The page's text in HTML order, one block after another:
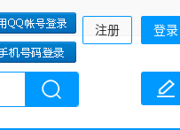
注册 登录